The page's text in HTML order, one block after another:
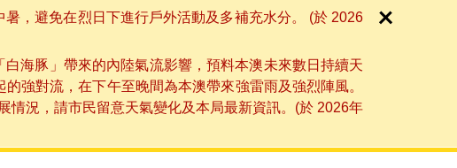
，避免在烈日下進行戶外活動及多補充水分。 (於 2026
海豚」帶來的內陸氣流影響，預料本澳未來數日持續天
強對流，在下午至晚間為本澳帶來強雷雨及強烈陣風。
情況，請市民留意天氣變化及本局最新資訊。(於 2026年